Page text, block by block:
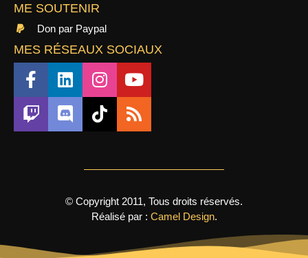
ME SOUTENIR
Don par Paypal
MES RÉSEAUX SOCIAUX
© Copyright 2011, Tous droits réservés.
Réalisé par : Camel Design.